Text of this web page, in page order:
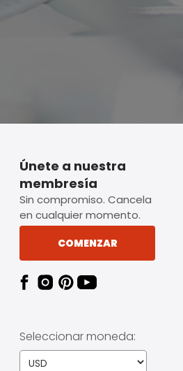
Únete a nuestra
membresía
Sin compromiso. Cancela
en cualquier momento.
COMENZAR
Seleccionar moneda: